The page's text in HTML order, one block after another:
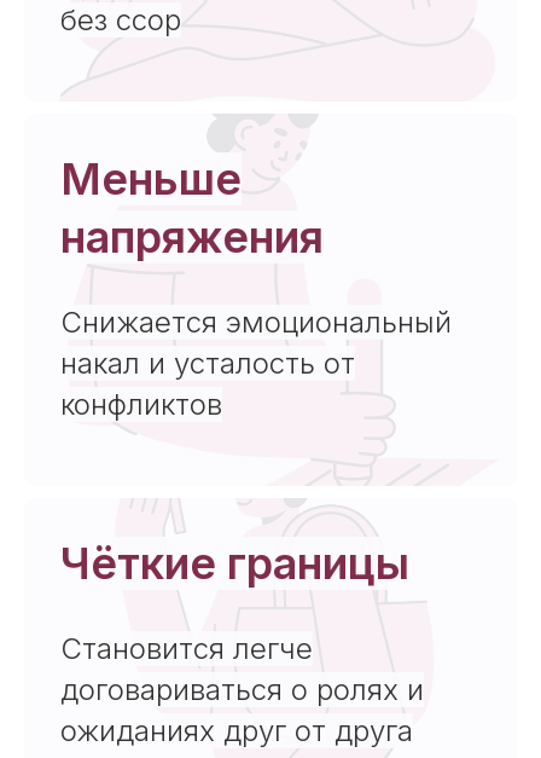
без ссор
Меньше
напряжения
Снижается эмоциональный
накал и усталость от
конфликтов
Чёткие границы
Становится легче
договариваться о ролях и
ожиданиях друг от друга